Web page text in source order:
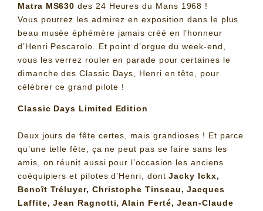
Matra MS630 des 24 Heures du Mans 1968 !
Vous pourrez les admirez en exposition dans le plus
beau musée éphémère jamais créé en l’honneur
d’Henri Pescarolo. Et point d’orgue du week-end,
vous les verrez rouler en parade pour certaines le
dimanche des Classic Days, Henri en tête, pour
célébrer ce grand pilote !
Classic Days Limited Edition
Deux jours de fête certes, mais grandioses ! Et parce
qu’une telle fête, ça ne peut pas se faire sans les
amis, on réunit aussi pour l’occasion les anciens
coéquipiers et pilotes d’Henri, dontJacky Ickx,
Benoît Tréluyer, Christophe Tinseau, Jacques
Laffite, Jean Ragnotti, Alain Ferté,Jean-Claude